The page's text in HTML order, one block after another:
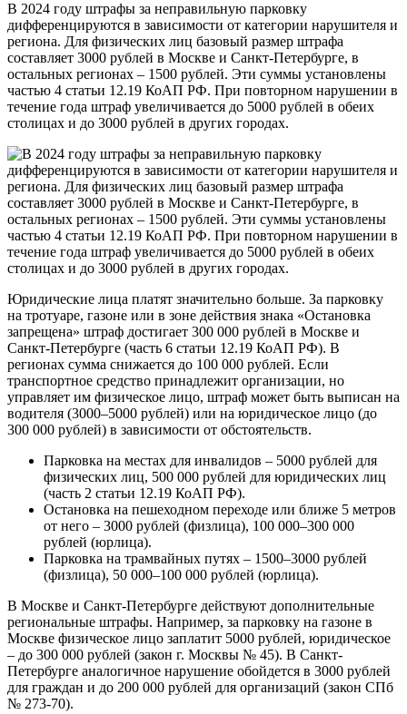
В 2024 году штрафы за неправильную парковку
дифференцируются в зависимости от категории нарушителя и
региона. Для физических лиц базовый размер штрафа
составляет 3000 рублей в Москве и Санкт-Петербурге, в
остальных регионах – 1500 рублей. Эти суммы установлены
частью 4 статьи 12.19 КоАП РФ. При повторном нарушении в
течение года штраф увеличивается до 5000 рублей в обеих
столицах и до 3000 рублей в других городах.
Юридические лица платят значительно больше. За парковку
на тротуаре, газоне или в зоне действия знака «Остановка
запрещена» штраф достигает 300 000 рублей в Москве и
Санкт-Петербурге (часть 6 статьи 12.19 КоАП РФ). В
регионах сумма снижается до 100 000 рублей. Если
транспортное средство принадлежит организации, но
управляет им физическое лицо, штраф может быть выписан на
водителя (3000–5000 рублей) или на юридическое лицо (до
300 000 рублей) в зависимости от обстоятельств.
Парковка на местах для инвалидов – 5000 рублей для
физических лиц, 500 000 рублей для юридических лиц
(часть 2 статьи 12.19 КоАП РФ).
Остановка на пешеходном переходе или ближе 5 метров
от него – 3000 рублей (физлица), 100 000–300 000
рублей (юрлица).
Парковка на трамвайных путях – 1500–3000 рублей
(физлица), 50 000–100 000 рублей (юрлица).
В Москве и Санкт-Петербурге действуют дополнительные
региональные штрафы. Например, за парковку на газоне в
Москве физическое лицо заплатит 5000 рублей, юридическое
– до 300 000 рублей (закон г. Москвы № 45). В Санкт-
Петербурге аналогичное нарушение обойдется в 3000 рублей
для граждан и до 200 000 рублей для организаций (закон СПб
№ 273-70).